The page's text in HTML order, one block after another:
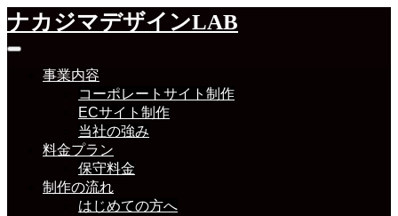
ナカジマデザインLAB
事業内容
コーポレートサイト制作
ECサイト制作
当社の強み
料金プラン
保守料金
制作の流れ
はじめての方へ